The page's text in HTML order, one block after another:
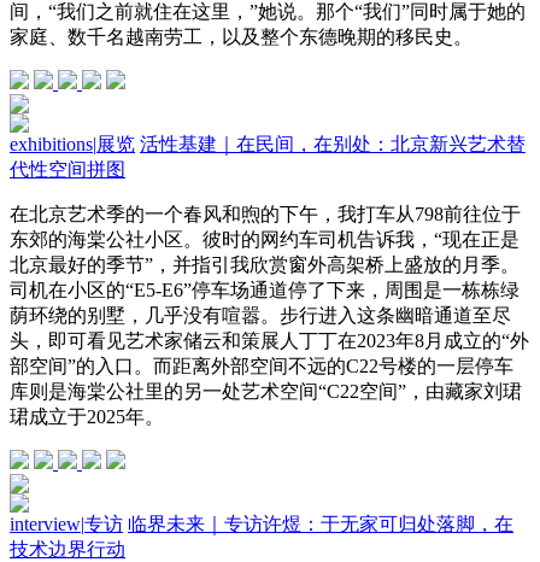
间，“我们之前就住在这里，”她说。那个“我们”同时属于她的
家庭、数千名越南劳工，以及整个东德晚期的移民史。
exhibitions|展览 活性基建｜在民间，在别处：北京新兴艺术替
代性空间拼图
在北京艺术季的一个春风和煦的下午，我打车从798前往位于
东郊的海棠公社小区。彼时的网约车司机告诉我，“现在正是
北京最好的季节”，并指引我欣赏窗外高架桥上盛放的月季。
司机在小区的“E5-E6”停车场通道停了下来，周围是一栋栋绿
荫环绕的别墅，几乎没有喧嚣。步行进入这条幽暗通道至尽
头，即可看见艺术家储云和策展人丁丁在2023年8月成立的“外
部空间”的入口。而距离外部空间不远的C22号楼的一层停车
库则是海棠公社里的另一处艺术空间“C22空间”，由藏家刘珺
珺成立于2025年。
interview|专访 临界未来｜专访许煜：于无家可归处落脚，在
技术边界行动